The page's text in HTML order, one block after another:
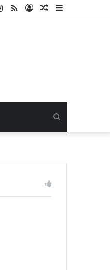
Kenar
Rastgele
Kayıt
RSS
Instagram